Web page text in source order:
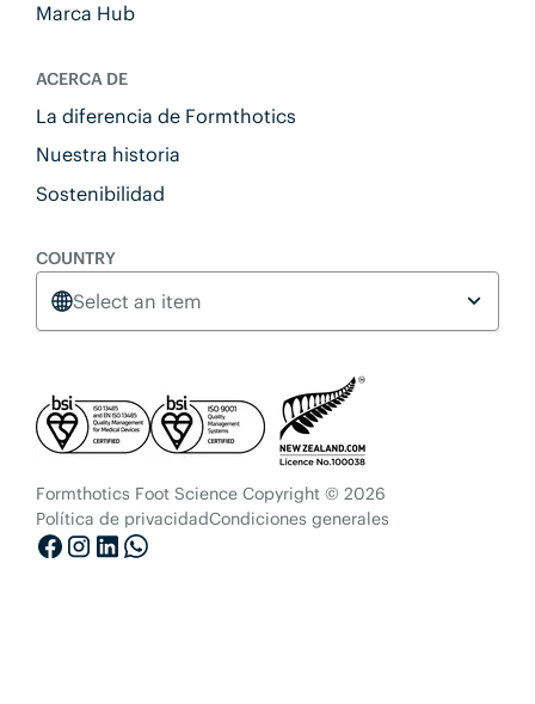
Marca Hub
ACERCA DE
La diferencia de Formthotics
Nuestra historia
Sostenibilidad
COUNTRY
Select an item
Formthotics Foot Science Copyright © 2026
Política de privacidadCondiciones generales